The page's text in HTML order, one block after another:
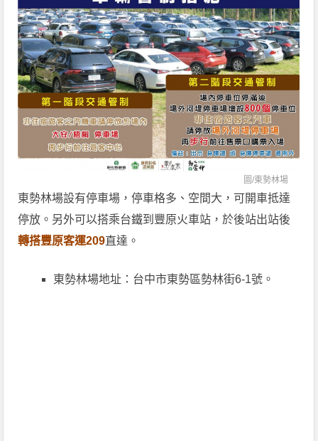
圖/東勢林場
東勢林場設有停車場，停車格多、空間大，可開車抵達
停放。另外可以搭乘台鐵到豐原火車站，於後站出站後
轉搭豐原客運209直達。
東勢林場地址：台中市東勢區勢林街6-1號。